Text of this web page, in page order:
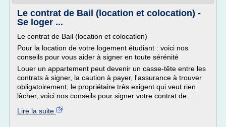
Le contrat de Bail (location et colocation) -
Se loger ...
Le contrat de Bail (location et colocation)
Pour la location de votre logement étudiant : voici nos
conseils pour vous aider à signer en toute sérénité
Louer un appartement peut devenir un casse-tête entre les
contrats à signer, la caution à payer, l'assurance à trouver
obligatoirement, le propriétaire très exigent qui veut rien
lâcher, voici nos conseils pour signer votre contrat de...
Lire la suite